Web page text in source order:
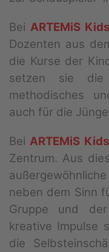
Bei ARTEMiS Kids
Dozenten aus
die Kurse der
setzen sie die
methodisches
auch für die
BeiARTEMiS Kids
Zentrum. Aus
neben dem Sinn
Gruppe und
kreative Impulse
die